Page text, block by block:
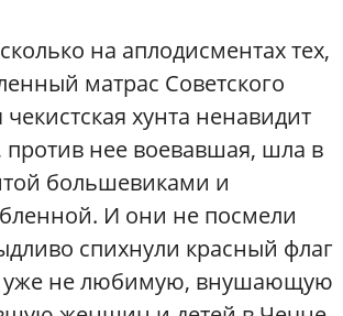
на аплодисментах тех,
матрас Советского
хунта ненавидит
против нее воевавшая, шла в
большевиками и
И они не посмели
спихнули красный флаг
уже не любимую, внушающую